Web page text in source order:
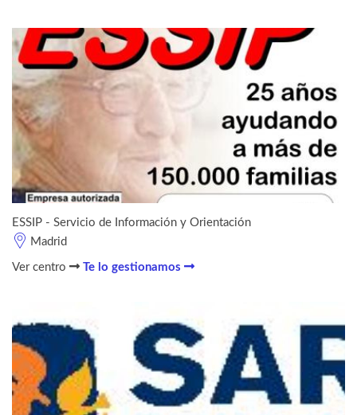
ESSIP - Servicio de Información y Orientación
Madrid
Ver centro Te lo gestionamos